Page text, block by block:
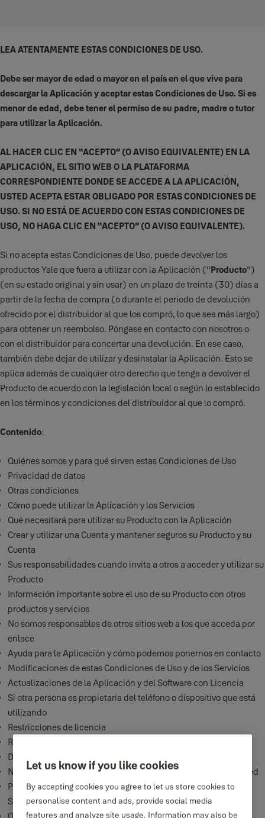
LEA ATENTAMENTE ESTAS CONDICIONES DE USO.
Debe ser mayor de edad o mayor en el país en el que vive para
descargar la Aplicación y aceptar estas Condiciones de Uso. Si es
menor de edad, debe tener el permiso de su padre, madre o tutor
para utilizar la Aplicación.
AL HACER CLIC EN “ACEPTO” (O AVISO EQUIVALENTE) EN LA
APLICACIÓN, EL SITIO WEB O LA PLATAFORMA
CORRESPONDIENTE DONDE SE ACCEDE A LA APLICACIÓN,
USTED ACEPTA ESTAR OBLIGADO POR ESTAS CONDICIONES DE
USO. SI NO ESTÁ DE ACUERDO CON ESTAS CONDICIONES DE
USO, NO HAGA CLIC EN “ACEPTO” (O AVISO EQUIVALENTE).
Si no acepta estas Condiciones de Uso, puede devolver los
productos Yale que fuera a utilizar con la Aplicación ("Producto")
(en su estado original y sin usar) en un plazo de treinta (30) días a
partir de la fecha de compra (o durante el periodo de devolución
ofrecido por el distribuidor al que los compró, lo que sea más largo)
para obtener un reembolso. Póngase en contacto con nosotros o
con el distribuidor para concertar una devolución. En ese caso,
también debe dejar de utilizar y desinstalar la Aplicación. Esto se
aplica además de cualquier otro derecho que tenga a devolver el
Producto de acuerdo con la legislación local o según lo establecido
en los términos y condiciones del distribuidor al que lo compró.
Contenido:
Quiénes somos y para qué sirven estas Condiciones de Uso
Privacidad de datos
Otras condiciones
Cómo puede utilizar la Aplicación y los Servicios
Qué necesitará para utilizar su Producto con la Aplicación
Crear y utilizar una Cuenta y mantener seguros su Producto y su
Cuenta
Sus responsabilidades cuando invita a otros a acceder y utilizar su
Producto
Información importante sobre el uso de su Producto con otros
productos y servicios
No somos responsables de otros sitios web a los que acceda por
enlace
Ayuda para la Aplicación y cómo podemos ponernos en contacto
Modificaciones de estas Condiciones de Uso y de los Servicios
Actualizaciones de la Aplicación y del Software con Licencia
Si otra persona es propietaria del teléfono o dispositivo que está
utilizando
Restricciones de licencia
Restricciones de uso aceptables
Derechos de propiedad intelectual
Nuestra responsabilidad por pérdidas o daños sufridos por usted
Podemos poner fin a sus derechos de uso de la Aplicación y los
Servicios si incumple estas Condiciones de Uso
Let us know if you like cookies
By accepting cookies you agree to let us store cookies to
personalise content and ads, provide social media
features and analyze site usage. Information may also be